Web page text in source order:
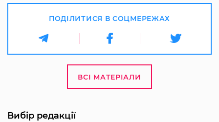
ПОДІЛИТИСЯ В СОЦМЕРЕЖАХ
ВСІ МАТЕРІАЛИ
Вибір редакції